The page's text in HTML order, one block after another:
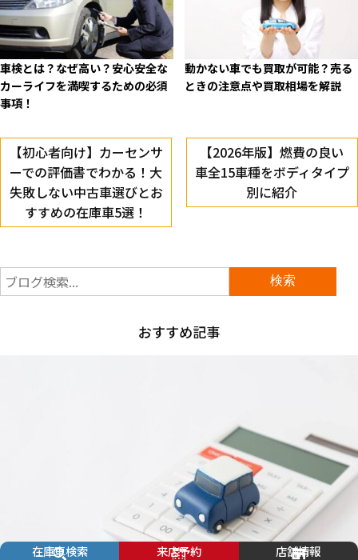
車検とは？なぜ高い？安心安全な
カーライフを満喫するための必須
事項！
動かない車でも買取が可能？売る
ときの注意点や買取相場を解説
【初心者向け】カーセンサ
ーでの評価書でわかる！大
失敗しない中古車選びとお
すすめの在庫車5選！
【2026年版】燃費の良い
車全15車種をボディタイプ
別に紹介
おすすめ記事
在庫車検索 来店予約 店舗情報